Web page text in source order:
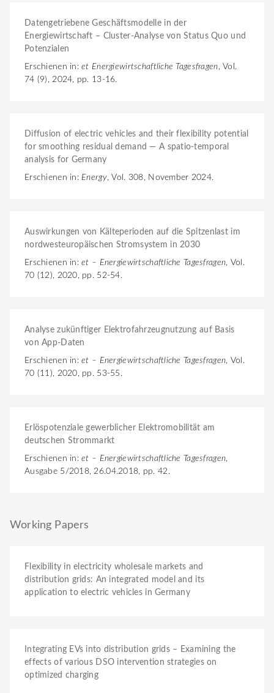
Datengetriebene Geschäftsmodelle in der
Energiewirtschaft – Cluster-Analyse von Status Quo und
Potenzialen
Erschienen in:et Energiewirtschaftliche Tagesfragen, Vol.
74 (9), 2024, pp. 13-16.
Diffusion of electric vehicles and their flexibility potential
for smoothing residual demand — A spatio-temporal
analysis for Germany
Erschienen in: Energy, Vol. 308, November 2024.
Auswirkungen von Kälteperioden auf die Spitzenlast im
nordwesteuropäischen Stromsystem in 2030
Erschienen in:et – Energiewirtschaftliche Tagesfragen, Vol.
70 (12), 2020, pp. 52-54.
Analyse zukünftiger Elektrofahrzeugnutzung auf Basis
von App-Daten
Erschienen in:et – Energiewirtschaftliche Tagesfragen, Vol.
70 (11), 2020, pp. 53-55.
Erlöspotenziale gewerblicher Elektromobilität am
deutschen Strommarkt
Erschienen in:et – Energiewirtschaftliche Tagesfragen,
Ausgabe 5/2018, 26.04.2018, pp. 42.
Working Papers
Flexibility in electricity wholesale markets and
distribution grids: An integrated model and its
application to electric vehicles in Germany
Integrating EVs into distribution grids – Examining the
effects of various DSO intervention strategies on
optimized charging